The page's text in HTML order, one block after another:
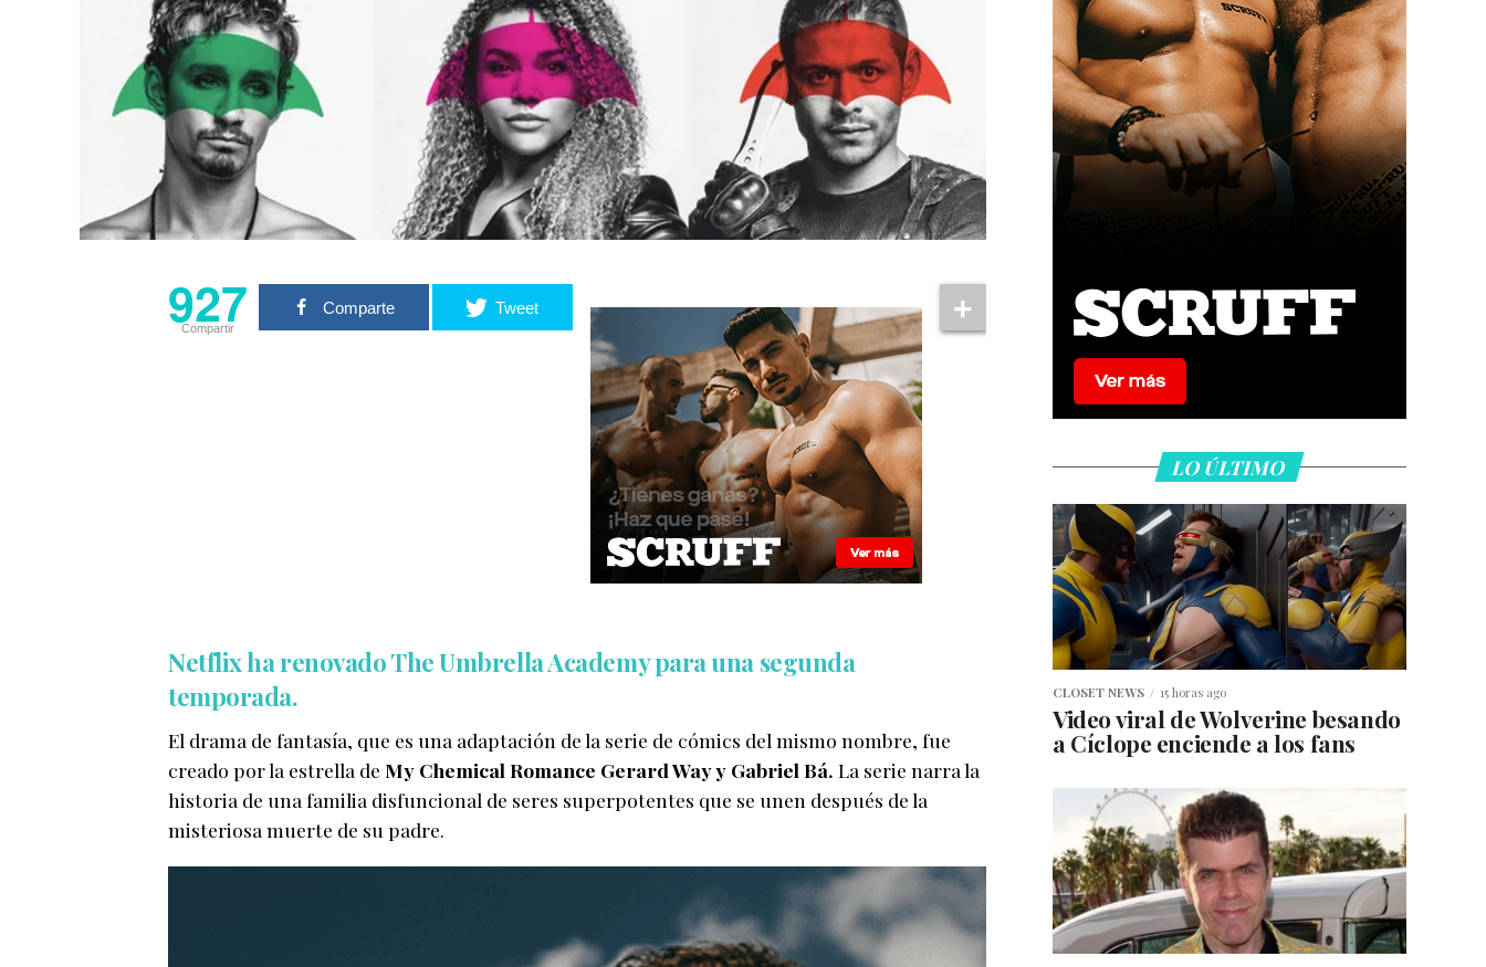
927
Compartir
Comparte Tweet
Netflix ha renovado The Umbrella Academy para una segunda
temporada.
El drama de fantasía, que es una adaptación de la serie de cómics del mismo nombre, fue
creado por la estrella de My Chemical Romance Gerard Way y Gabriel Bá. La serie narra la
historia de una familia disfuncional de seres superpotentes que se unen después de la
misteriosa muerte de su padre.
LO ÚLTIMO
CLOSET NEWS 15 horas ago
Video viral de Wolverine besando
a Cíclope enciende a los fans